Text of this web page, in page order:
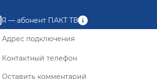
Я — абонент ПАКТ ТВ